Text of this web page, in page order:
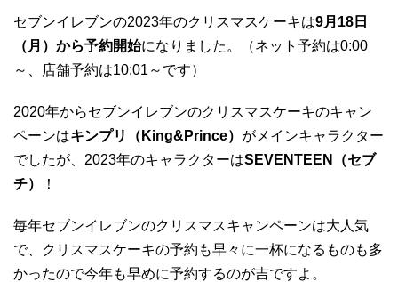
セブンイレブンの2023年のクリスマスケーキは9月18日
（月）から予約開始になりました。（ネット予約は0:00
～、店舗予約は10:01～です）
2020年からセブンイレブンのクリスマスケーキのキャン
ペーンはキンプリ（King&Prince） がメインキャラクター
でしたが、2023年のキャラクターはSEVENTEEN（セブ
チ）
！
毎年セブンイレブンのクリスマスキャンペーンは大人気
で、クリスマスケーキの予約も早々に一杯になるものも多
かったので今年も早めに予約するのが吉ですよ。